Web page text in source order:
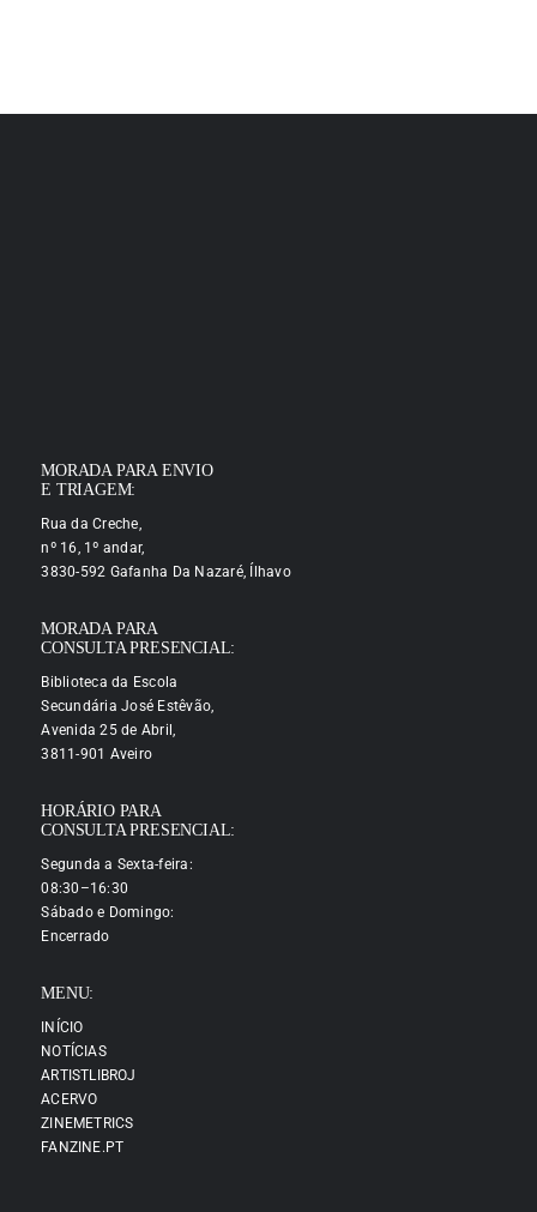
MORADA PARA ENVIO
E TRIAGEM:
Rua da Creche,
nº 16, 1º andar,
3830-592 Gafanha Da Nazaré, Ílhavo
MORADA PARA
CONSULTA PRESENCIAL:
Biblioteca da Escola
Secundária José Estêvão,
Avenida 25 de Abril,
3811-901 Aveiro
HORÁRIO PARA
CONSULTA PRESENCIAL:
Segunda a Sexta-feira:
08:30–16:30
Sábado e Domingo:
Encerrado
MENU:
INÍCIO
NOTÍCIAS
ARTISTLIBROJ
ACERVO
ZINEMETRICS
FANZINE.PT